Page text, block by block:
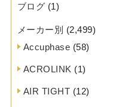
ブログ (1)
メーカー別 (2,499)
Accuphase (58)
ACROLINK (1)
AIR TIGHT (12)